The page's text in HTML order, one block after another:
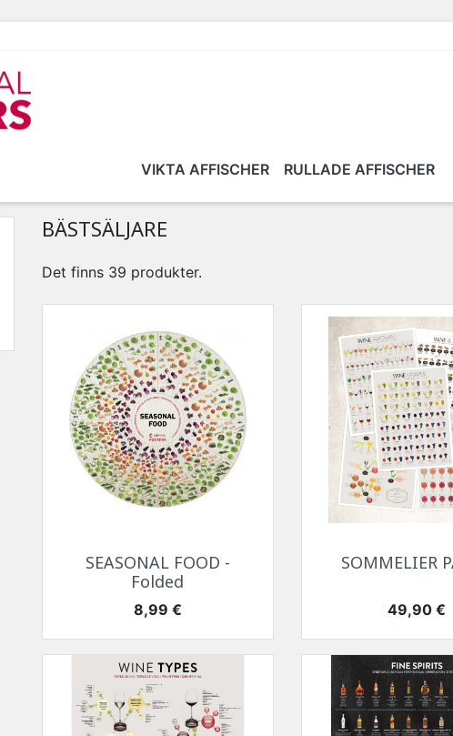
VIKTA AFFISCHER RULLADE AFFISCHER
BÄSTSÄLJARE
Det finns 39 produkter.
Snabbvy
SEASONAL FOOD -
Folded
Pris
8,99 €
Snabbvy
SOMMELIER
Pris
49,90 €